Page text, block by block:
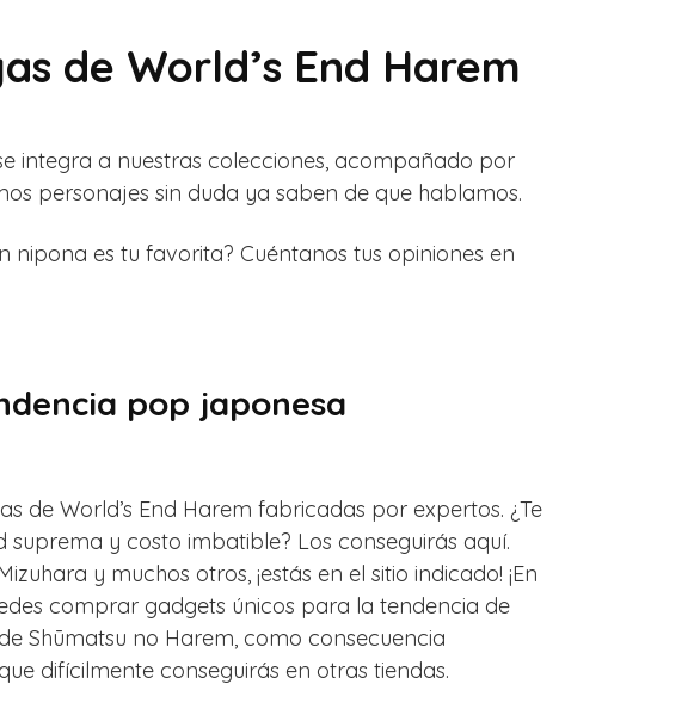
de World’s End Harem
integra a nuestras colecciones, acompañado por
personajes sin duda ya saben de que hablamos.
nipona es tu favorita? Cuéntanos tus opiniones en
pop japonesa
de World’s End Harem fabricadas por expertos. ¿Te
y costo imbatible? Los conseguirás aquí.
y muchos otros, ¡estás en el sitio indicado! ¡En
comprar gadgets únicos para la tendencia de
Shūmatsu no Harem, como consecuencia
difícilmente conseguirás en otras tiendas.